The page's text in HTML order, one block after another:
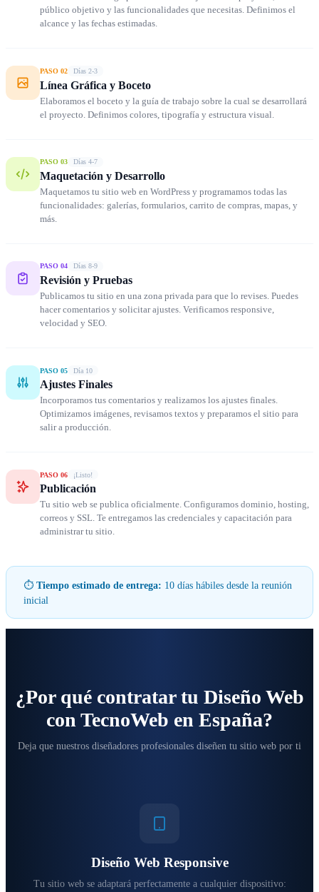
público objetivo y las funcionalidades que necesitas. Definimos el
alcance y las fechas estimadas.
PASO 02 Días 2-3
Línea Gráfica y Boceto
Elaboramos el boceto y la guía de trabajo sobre la cual se desarrollará
el proyecto. Definimos colores, tipografía y estructura visual.
PASO 03 Días 4-7
Maquetación y Desarrollo
Maquetamos tu sitio web en WordPress y programamos todas las
funcionalidades: galerías, formularios, carrito de compras, mapas, y
más.
PASO 04 Días 8-9
Revisión y Pruebas
Publicamos tu sitio en una zona privada para que lo revises. Puedes
hacer comentarios y solicitar ajustes. Verificamos responsive,
velocidad y SEO.
PASO 05 Día 10
Ajustes Finales
Incorporamos tus comentarios y realizamos los ajustes finales.
Optimizamos imágenes, revisamos textos y preparamos el sitio para
salir a producción.
PASO 06 ¡Listo!
Publicación
Tu sitio web se publica oficialmente. Configuramos dominio, hosting,
correos y SSL. Te entregamos las credenciales y capacitación para
administrar tu sitio.
⏱ Tiempo estimado de entrega: 10 días hábiles desde la reunión
inicial
¿Por qué contratar tu Diseño Web
con TecnoWeb en España?
Deja que nuestros diseñadores profesionales diseñen tu sitio web por ti
Diseño Web Responsive
Tu sitio web se adaptará perfectamente a cualquier dispositivo: